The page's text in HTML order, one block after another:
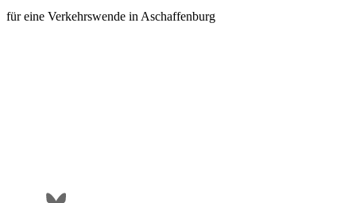
für eine Verkehrswende in Aschaffenburg